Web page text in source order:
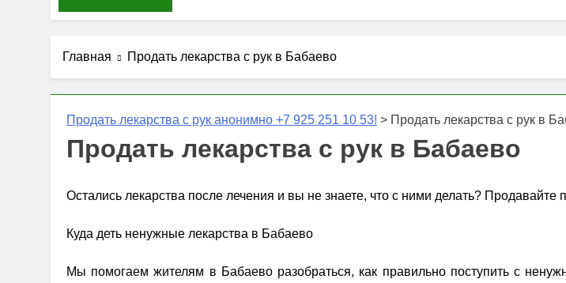
Главная Продать лекарства с рук в Бабаево
Продать лекарства с рук анонимно +7 925 251 10 53! > Продать лекарства с рук в
Продать лекарства с рук в Бабаево
Остались лекарства после лечения и вы не знаете, что с ними делать?
Куда деть ненужные лекарства в Бабаево
Мы помогаем жителям в Бабаево разобраться, как правильно поступить с